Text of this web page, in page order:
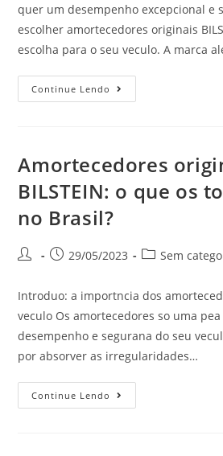
quer um desempenho excepcional e
escolher amortecedores originais
escolha para o seu veculo. A marca
Continue Lendo
Amortecedores
BILSTEIN: o que os
no Brasil?
29/05/2023 Sem
Introduo: a importncia dos
veculo Os amortecedores so uma
desempenho e segurana do seu
por absorver as irregularidades…
Continue Lendo